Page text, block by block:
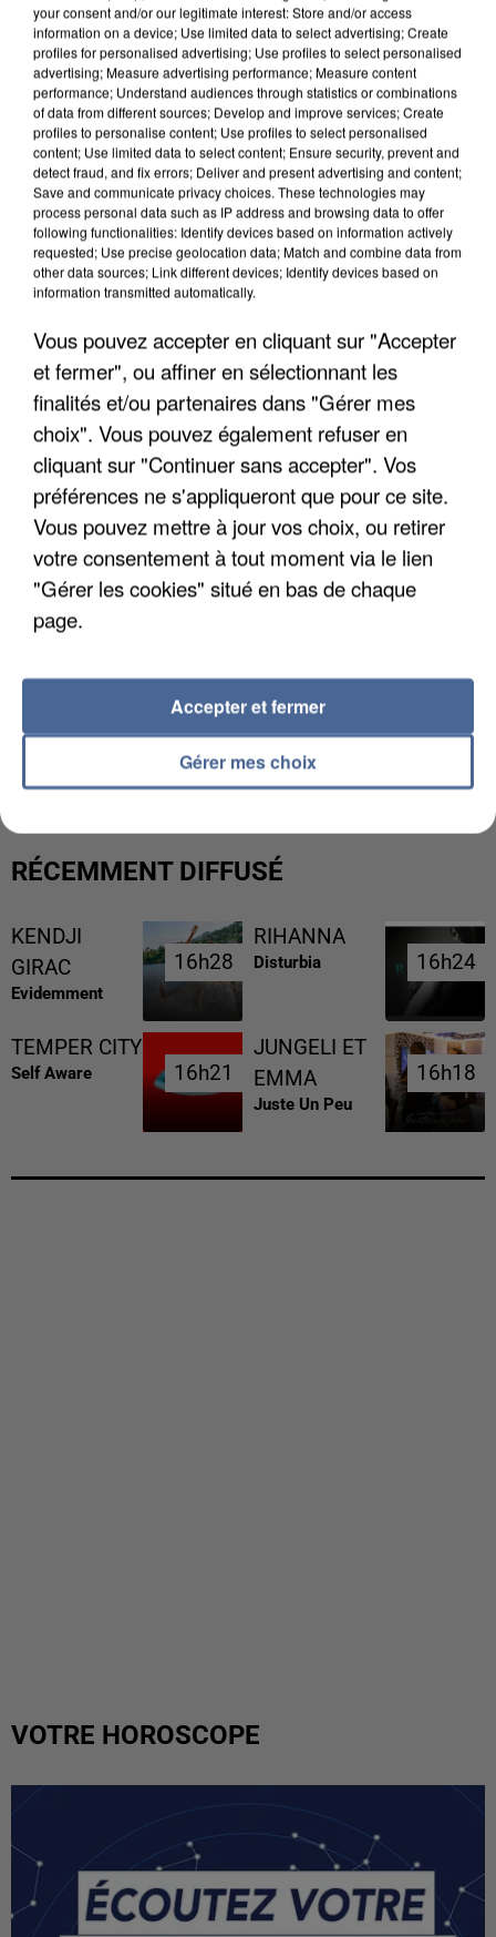
APRÈS TOUTES CES CANICULES, LES REFUGES
L’UN DES FONDATEURS SUPPOSÉS DE LA DZ
MAFIA INTERPELLÉ EN ALGÉRIE
RÉCEMMENT DIFFUSÉ
KENDJI
GIRAC
Evidemment
16h28
16h28
RIHANNA
Disturbia 16h24
16h24
TEMPER CITY
Self Aware 16h21
16h21
JUNGELI ET
EMMA
Juste Un Peu
16h18
16h18
VOTRE HOROSCOPE
your consent and/or our legitimate interest: Store and/or access
information on a device; Use limited data to select advertising; Create
profiles for personalised advertising; Use profiles to select personalised
advertising; Measure advertising performance; Measure content
performance; Understand audiences through statistics or combinations
of data from different sources; Develop and improve services; Create
profiles to personalise content; Use profiles to select personalised
content; Use limited data to select content; Ensure security, prevent and
detect fraud, and fix errors; Deliver and present advertising and content;
Save and communicate privacy choices. These technologies may
process personal data such as IP address and browsing data to offer
following functionalities: Identify devices based on information actively
requested; Use precise geolocation data; Match and combine data from
other data sources; Link different devices; Identify devices based on
information transmitted automatically.
Vous pouvez accepter en cliquant sur "Accepter
et fermer", ou affiner en sélectionnant les
finalités et/ou partenaires dans "Gérer mes
choix". Vous pouvez également refuser en
cliquant sur "Continuer sans accepter". Vos
préférences ne s'appliqueront que pour ce site.
Vous pouvez mettre à jour vos choix, ou retirer
votre consentement à tout moment via le lien
"Gérer les cookies" situé en bas de chaque
page.
Gérer mes choix
Accepter et fermer